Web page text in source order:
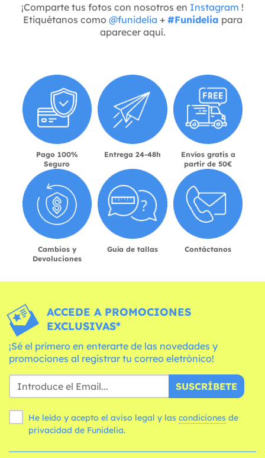
¡Comparte tus fotos con nosotros en Instagram !
Etiquétanos como @funidelia + #Funidelia para
aparecer aquí.
Pago 100%
Seguro
Entrega 24-48h
Envíos gratis a
partir de 50€
Cambios y
Devoluciones
Guía de tallas Contáctanos
ACCEDE A PROMOCIONES
EXCLUSIVAS*
¡Sé el primero en enterarte de las novedades y
promociones al registrar tu correo eletrónico!
SUSCRÍBETE
He leído y acepto el aviso legal y las condiciones
privacidad de Funidelia.